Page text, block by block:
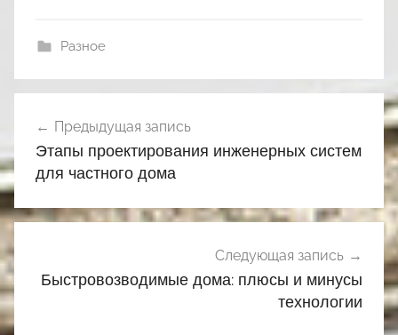
Разное
по
записям
Предыдущая запись
Этапы проектирования инженерных систем
для частного дома
Следующая запись
Быстровозводимые дома: плюсы и минусы
технологии